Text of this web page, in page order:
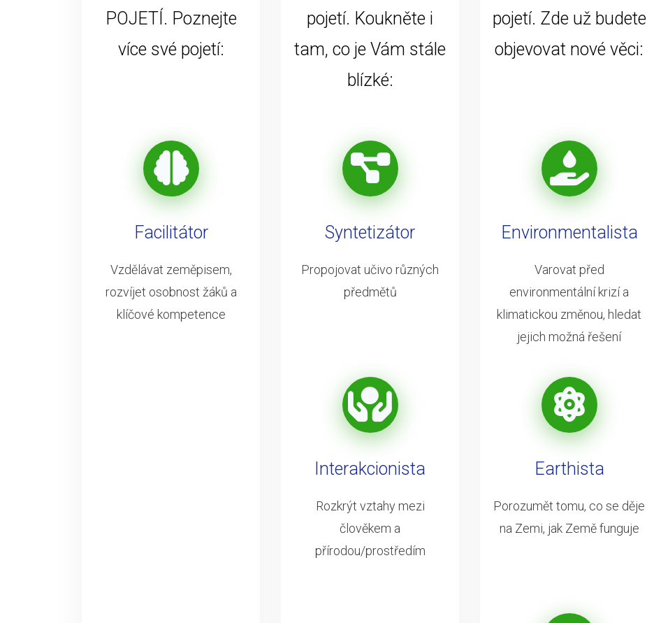
POJETÍ. Poznejte
více své pojetí:
Facilitátor
Vzdělávat zeměpisem,
rozvíjet osobnost žáků a
klíčové kompetence
pojetí. Koukněte i
tam, co je Vám stále
blízké:
Syntetizátor
Propojovat učivo různých
předmětů
Interakcionista
Rozkrýt vztahy mezi
člověkem a
přírodou/prostředím
pojetí. Zde už budete
objevovat nové věci:
Environmentalista
Varovat před
environmentální krizí a
klimatickou změnou, hledat
jejich možná řešení
Earthista
Porozumět tomu, co se děje
na Zemi, jak Země funguje